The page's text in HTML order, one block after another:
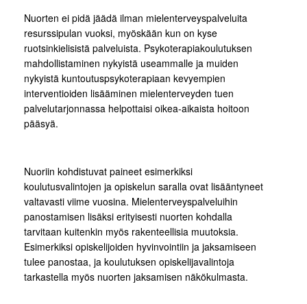
Nuorten ei pidä jäädä ilman mielenterveyspalveluita
resurssipulan vuoksi, myöskään kun on kyse
ruotsinkielisistä palveluista. Psykoterapiakoulutuksen
mahdollistaminen nykyistä useammalle ja muiden
nykyistä kuntoutuspsykoterapiaan kevyempien
interventioiden lisääminen mielenterveyden tuen
palvelutarjonnassa helpottaisi oikea-aikaista hoitoon
pääsyä.
Nuoriin kohdistuvat paineet esimerkiksi
koulutusvalintojen ja opiskelun saralla ovat lisääntyneet
valtavasti viime vuosina. Mielenterveyspalveluihin
panostamisen lisäksi erityisesti nuorten kohdalla
tarvitaan kuitenkin myös rakenteellisia muutoksia.
Esimerkiksi opiskelijoiden hyvinvointiin ja jaksamiseen
tulee panostaa, ja koulutuksen opiskelijavalintoja
tarkastella myös nuorten jaksamisen näkökulmasta.